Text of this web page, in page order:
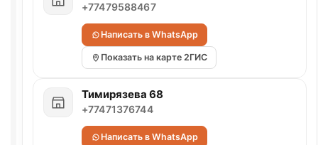
+77479588467
Написать в WhatsApp
Показать на карте 2ГИС
Тимирязева 68
+77471376744
Написать в WhatsApp